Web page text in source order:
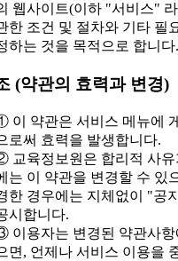
웹사이트(이하 "서비스"
한 조건 및 절차와 기타 필
하는 것을 목적으로 합니다.
(약관의 효력과 변경)
이 약관은 서비스 메뉴에
로써 효력을 발생합니다.
교육정보원은 합리적 사유
는 이 약관을 변경할 수 있
한 경우에는 지체없이 "공
시합니다.
이용자는 변경된 약관사항
면, 언제나 서비스 이용을